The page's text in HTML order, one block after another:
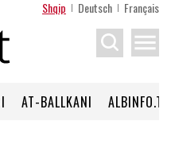
Shqip Deutsch Français
menu
AT-BALLKANI ALBINFO.TV